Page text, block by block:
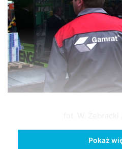
l
– Minister Skarbu Państwa
Pokaż